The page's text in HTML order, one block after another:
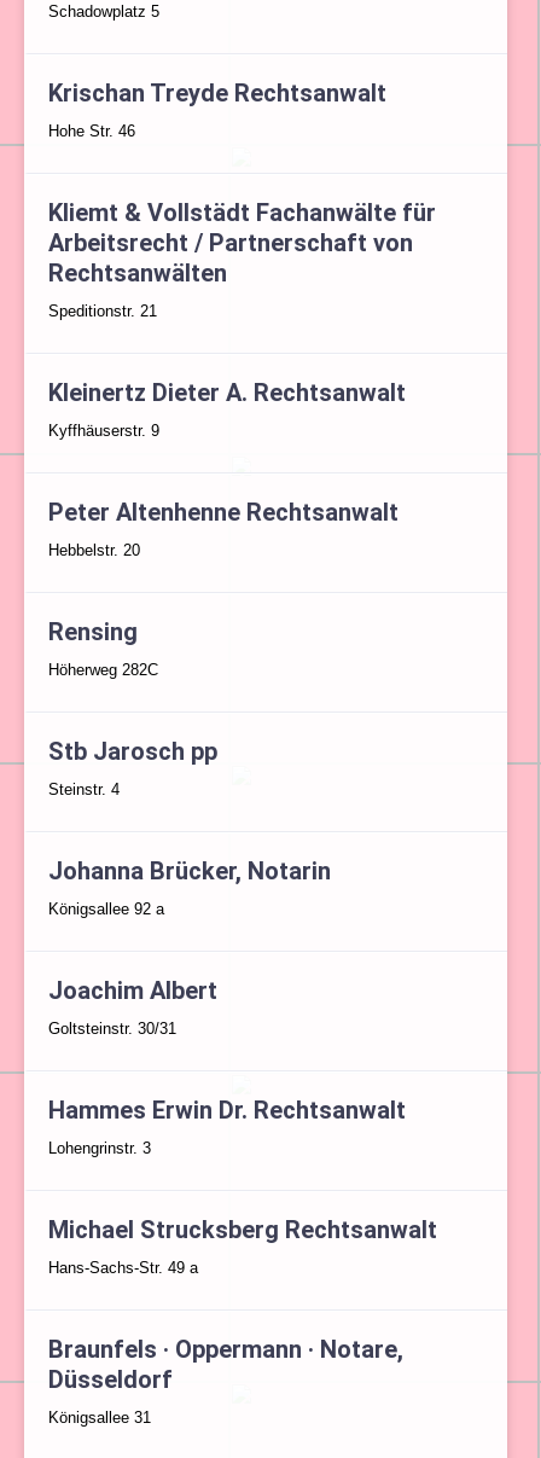
Schadowplatz 5
Krischan Treyde Rechtsanwalt
Hohe Str. 46
Kliemt & Vollstädt Fachanwälte für
Arbeitsrecht / Partnerschaft von
Rechtsanwälten
Speditionstr. 21
Kleinertz Dieter A. Rechtsanwalt
Kyffhäuserstr. 9
Peter Altenhenne Rechtsanwalt
Hebbelstr. 20
Rensing
Höherweg 282C
Stb Jarosch pp
Steinstr. 4
Johanna Brücker, Notarin
Königsallee 92 a
Joachim Albert
Goltsteinstr. 30/31
Hammes Erwin Dr. Rechtsanwalt
Lohengrinstr. 3
Michael Strucksberg Rechtsanwalt
Hans-Sachs-Str. 49 a
Braunfels · Oppermann · Notare,
Düsseldorf
Königsallee 31